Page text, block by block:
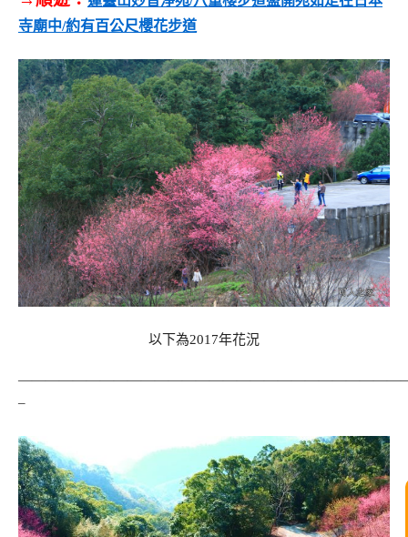
寺廟中/約有百公尺櫻花步道
以下為2017年花況
–